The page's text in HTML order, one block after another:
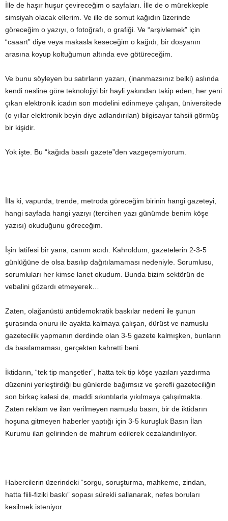
İlle de haşır huşur çevireceğim o sayfaları. İlle de o mürekkeple
simsiyah olacak ellerim. Ve ille de somut kağıdın üzerinde
göreceğim o yazıyı, o fotoğrafı, o grafiği. Ve “arşivlemek” için
“caaart” diye veya makasla keseceğim o kağıdı, bir dosyanın
arasına koyup koltuğumun altında eve götüreceğim.
Ve bunu söyleyen bu satırların yazarı, (inanmazsınız belki) aslında
kendi nesline göre teknolojiyi bir hayli yakından takip eden, her yeni
çıkan elektronik icadın son modelini edinmeye çalışan, üniversitede
(o yıllar elektronik beyin diye adlandırılan) bilgisayar tahsili görmüş
bir kişidir.
Yok işte. Bu “kağıda basılı gazete”den vazgeçemiyorum.
İlla ki, vapurda, trende, metroda göreceğim birinin hangi gazeteyi,
hangi sayfada hangi yazıyı (tercihen yazı günümde benim köşe
yazısı) okuduğunu göreceğim.
İşin latifesi bir yana, canım acıdı. Kahroldum, gazetelerin 2-3-5
günlüğüne de olsa basılıp dağıtılamaması nedeniyle. Sorumlusu,
sorumluları her kimse lanet okudum. Bunda bizim sektörün de
vebalini gözardı etmeyerek…
Zaten, olağanüstü antidemokratik baskılar nedeni ile şunun
şurasında onuru ile ayakta kalmaya çalışan, dürüst ve namuslu
gazetecilik yapmanın derdinde olan 3-5 gazete kalmışken, bunların
da basılamaması, gerçekten kahretti beni.
İktidarın, “tek tip manşetler”, hatta tek tip köşe yazıları yazdırma
düzenini yerleştirdiği bu günlerde bağımsız ve şerefli gazeteciliğin
son birkaç kalesi de, maddi sıkıntılarla yıkılmaya çalışılmakta.
Zaten reklam ve ilan verilmeyen namuslu basın, bir de iktidarın
hoşuna gitmeyen haberler yaptığı için 3-5 kuruşluk Basın İlan
Kurumu ilan gelirinden de mahrum edilerek cezalandırılıyor.
Habercilerin üzerindeki “sorgu, soruşturma, mahkeme, zindan,
hatta fiili-fiziki baskı” sopası sürekli sallanarak, nefes boruları
kesilmek isteniyor.